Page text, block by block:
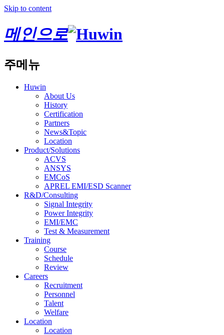
Skip to content
메인으로
주메뉴
Huwin
About Us
History
Certification
Partners
News&Topic
Location
Product/Solutions
ACVS
ANSYS
EMCoS
APREL EMI/ESD Scanner
R&D/Consulting
Signal Integrity
Power Integrity
EMI/EMC
Test & Measurement
Training
Course
Schedule
Review
Careers
Recruitment
Personnel
Talent
Welfare
Location
Location